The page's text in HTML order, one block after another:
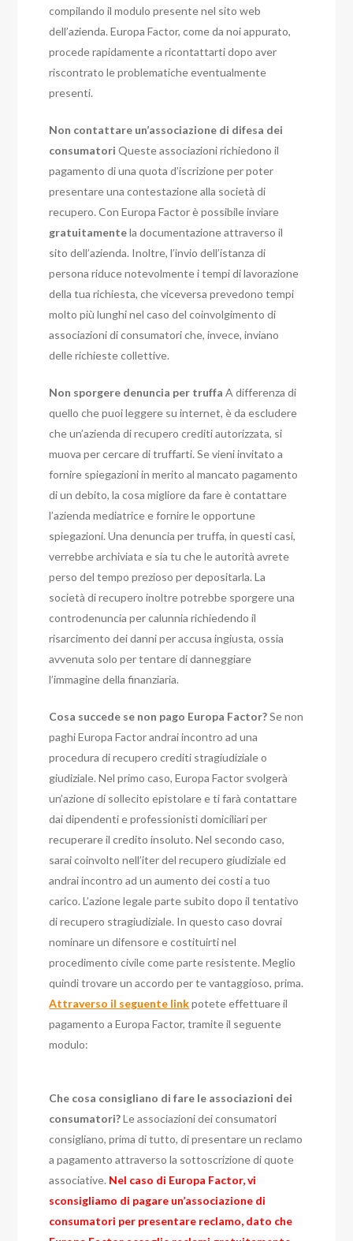
compilando il modulo presente nel sito web
dell’azienda. Europa Factor, come da noi appurato,
procede rapidamente a ricontattarti dopo aver
riscontrato le problematiche eventualmente
presenti.
Non contattare un’associazione di difesa dei
consumatoriQueste associazioni richiedono il
pagamento di una quota d’iscrizione per poter
presentare una contestazione alla società di
recupero. Con Europa Factor è possibile inviare
gratuitamentela documentazione attraverso il
sito dell’azienda. Inoltre, l’invio dell’istanza di
persona riduce notevolmente i tempi di lavorazione
della tua richiesta, che viceversa prevedono tempi
molto più lunghi nel caso del coinvolgimento di
associazioni di consumatori che, invece, inviano
delle richieste collettive.
Non sporgere denuncia per truffaA differenza di
quello che puoi leggere su internet, è da escludere
che un’azienda di recupero crediti autorizzata, si
muova per cercare di truffarti. Se vieni invitato a
fornire spiegazioni in merito al mancato pagamento
di un debito, la cosa migliore da fare è contattare
l’azienda mediatrice e fornire le opportune
spiegazioni. Una denuncia per truffa, in questi casi,
verrebbe archiviata e sia tu che le autorità avrete
perso del tempo prezioso per depositarla. La
società di recupero inoltre potrebbe sporgere una
controdenuncia per calunnia richiedendo il
risarcimento dei danni per accusa ingiusta, ossia
avvenuta solo per tentare di danneggiare
l’immagine della finanziaria.
Cosa succede se non pago Europa Factor?Se non
paghi Europa Factor andrai incontro ad una
procedura di recupero crediti stragiudiziale o
giudiziale. Nel primo caso, Europa Factor svolgerà
un’azione di sollecito epistolare e ti farà contattare
dai dipendenti e professionisti domiciliari per
recuperare il credito insoluto. Nel secondo caso,
sarai coinvolto nell’iter del recupero giudiziale ed
andrai incontro ad un aumento dei costi a tuo
carico. L’azione legale parte subito dopo il tentativo
di recupero stragiudiziale. In questo caso dovrai
nominare un difensore e costituirti nel
procedimento civile come parte resistente. Meglio
quindi trovare un accordo per te vantaggioso, prima.
Attraverso il seguente linkpotete effettuare il
pagamento a Europa Factor, tramite il seguente
modulo:
Che cosa consigliano di fare le associazioni dei
consumatori?Le associazioni dei consumatori
consigliano, prima di tutto, di presentare un reclamo
a pagamento attraverso la sottoscrizione di quote
associative. Nel caso di Europa Factor, vi
sconsigliamo di pagare un’associazione di
consumatori per presentare reclamo, dato che